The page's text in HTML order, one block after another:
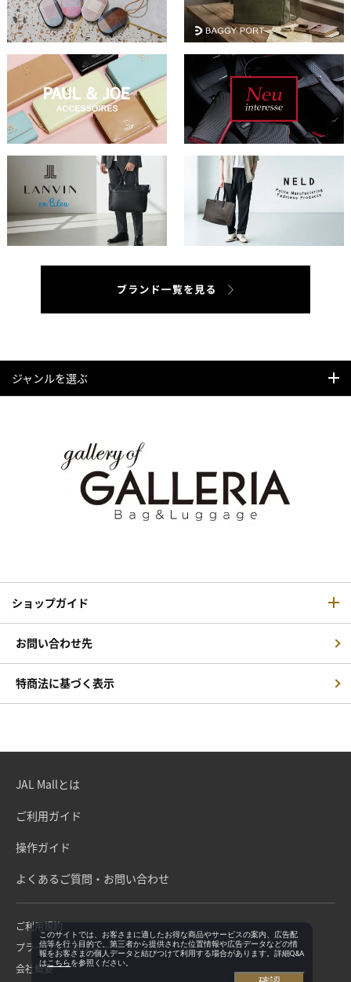
ジャンルを選ぶ
ショップガイド
お問い合わせ先
特商法に基づく表示
JAL Mallとは
ご利用ガイド
操作ガイド
よくあるご質問・お問い合わせ
ご利用規約
プライバシーポリシー
会社概要
このサイトでは、お客さまに適したお得な商品やサービスの案内、広告配
信等を行う目的で、第三者から提供された位置情報や広告データなどの情
報をお客さまの個人データと結びつけて利用する場合があります。詳細Q&A
はこちらを参照ください。